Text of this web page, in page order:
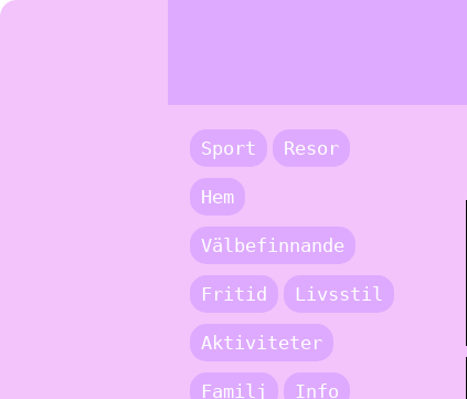
Sport Resor
Hem
Välbefinnande
Fritid Livsstil
Aktiviteter
Familj Info